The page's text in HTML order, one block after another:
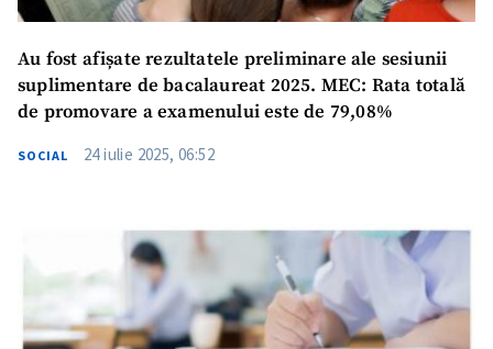
Au fost afișate rezultatele preliminare ale sesiunii
suplimentare de bacalaureat 2025. MEC: Rata totală
de promovare a examenului este de 79,08%
SOCIAL 24 iulie 2025, 06:52
Mesajul știrei
+ Mesajul știrei
Sursă anonimă
Nume+ Numele meu